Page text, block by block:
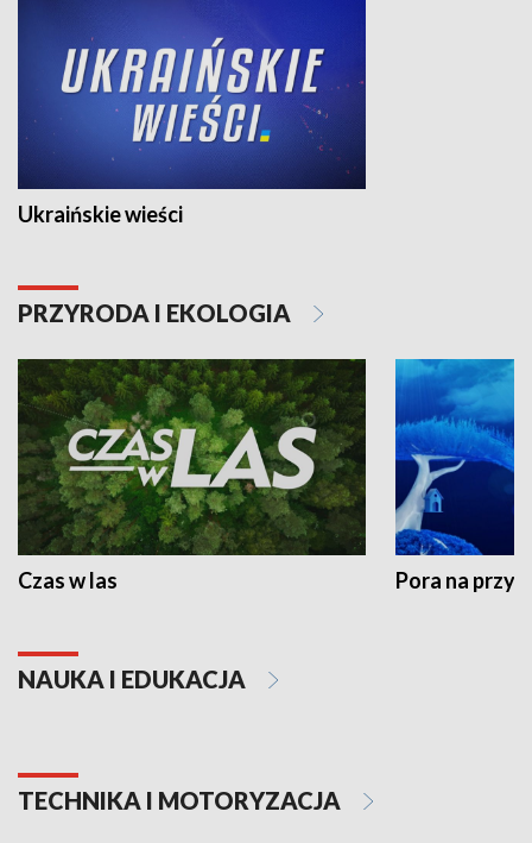
Ukraińskie wieści
PRZYRODA I EKOLOGIA
Czas w las Pora na
NAUKA I EDUKACJA
TECHNIKA I MOTORYZACJA